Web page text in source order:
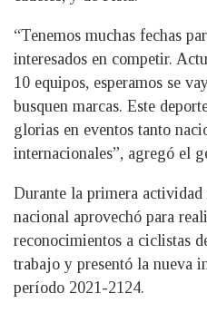
“Tenemos muchas fechas
interesados en competir.
10 equipos, esperamos se
busquen marcas. Este
glorias en eventos tanto
internacionales”, agregó el
Durante la primera
nacional aprovechó para
reconocimientos a ciclistas
trabajo y presentó la nueva
período 2021-2124.